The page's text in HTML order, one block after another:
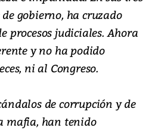
gobierno, ha cruzado
procesos judiciales. Ahora
y no ha podido
ni al Congreso.
de corrupción y de
mafia, han tenido